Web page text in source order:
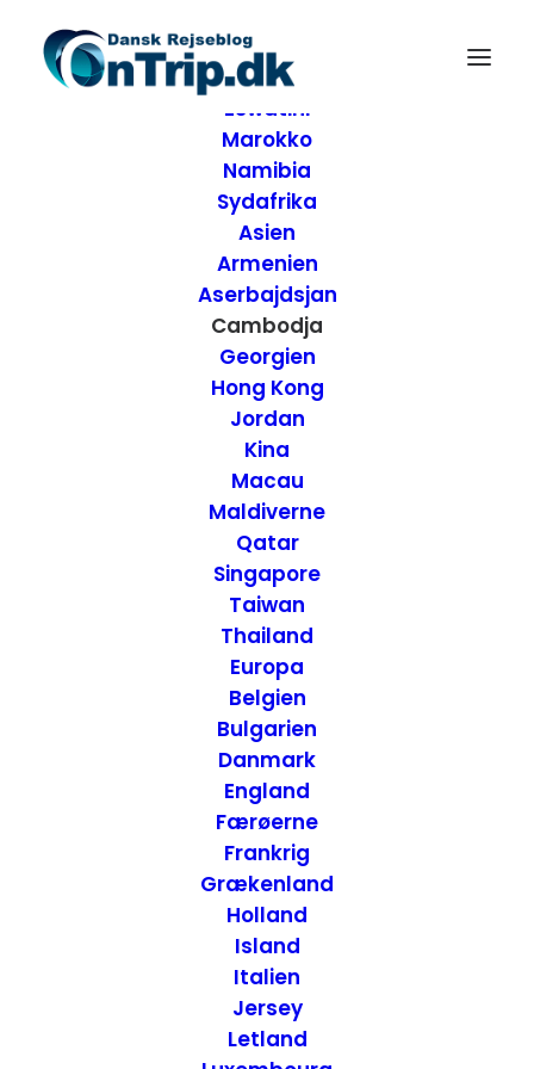
Destinationer
Afrika
Eswatini
Marokko
Namibia
Sydafrika
Asien
Armenien
Aserbajdsjan
Cambodja
Georgien
Hong Kong
Jordan
Kina
Macau
Maldiverne
Qatar
Singapore
Taiwan
Thailand
Europa
Belgien
Bulgarien
Danmark
England
Færøerne
Frankrig
Grækenland
Holland
Island
Italien
Jersey
Letland
En dag i Paradis -
Koh Rong Samloem -
Cambodja
CAMBODJA | BY ANNETTE SEIER - ONTRIP.DK